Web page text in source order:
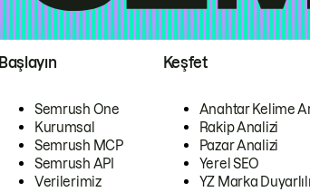
Başlayın
Semrush One
Kurumsal
Semrush MCP
Semrush API
Verilerimiz
Keşfet
Anahtar Kelime
Rakip Analizi
Pazar Analizi
Yerel SEO
YZ Marka